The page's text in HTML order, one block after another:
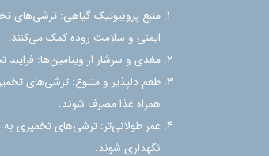
منبع پروبیوتیک گیاهی: ترشی‌های
ایمنی و سلامت روده کمک می‌کنند.
مغذی و سرشار از ویتامین‌ها:
طعم دلپذیر و متنوع: ترشی‌های
همراه غذا مصرف شوند.
عمر طولانی‌تر: ترشی‌های تخمیری به
نگهداری شوند.